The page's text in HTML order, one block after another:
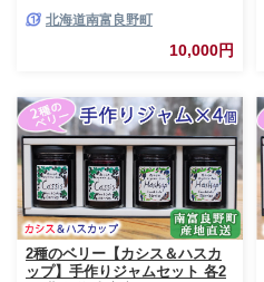
合せ ジビエ 加工品 北海道産 国
産 おつまみ おかず 高たんぱく
低脂肪 鉄分 カレー 味噌 食べや
北海道南富良野町
10,000円
2種のベリー【カシス＆ハスカ
ップ】手作りジャムセット 各2